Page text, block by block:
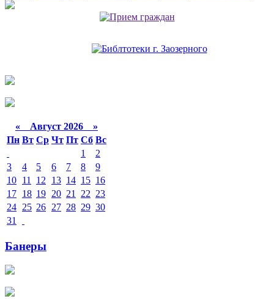
« Август 2026 »
Пн Вт Ср Чт Пт Сб Вс
1
2
3
4 5 6 7 8
9
10 11 12 13 14 15 16
17 18 19 20 21 22 23
24 25 26 27 28 29 30
31
Банеры